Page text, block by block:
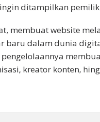
ditampilkan pemilik
membuat website
baru dalam dunia
kreator konten,